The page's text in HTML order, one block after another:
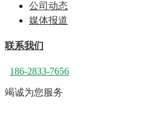
公司动态
媒体报道
联系我们
186-2833-7656
竭诚为您服务